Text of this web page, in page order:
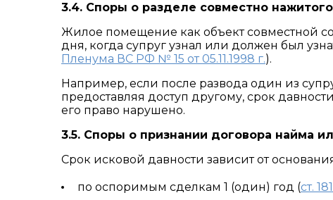
3.4. Споры о разделе совместно
Жилое помещение как объект совместной
дня, когда супруг узнал или должен был
Пленума ВС РФ № 15 от 05.11.1998 г.).
Например, если после развода один из
предоставляя доступ другому, срок
его право нарушено.
3.5. Споры о признании договора найма
Срок исковой давности зависит от
по оспоримым сделкам 1 (один) год (ст.